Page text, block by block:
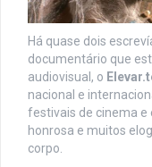
Há quase dois
documentário que
audiovisual, o
nacional e
festivais de cinema e
honrosa e muitos
corpo.